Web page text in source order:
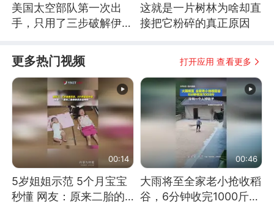
美国太空部队第一次出
手，只用了三步破解伊朗
这就是一片树林为啥却直
接把它粉碎的真正原因
更多热门视频 打开应用 查看更多
00:14
5岁姐姐示范 5个月宝宝
秒懂 网友：原来二胎的
00:46
大雨将至全家老小抢收稻
谷，6分钟收完1000斤，